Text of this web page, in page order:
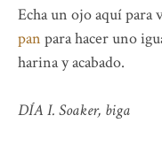
Echa un ojo aquí para
pan para hacer uno
harina y acabado.
DÍA I. Soaker, biga